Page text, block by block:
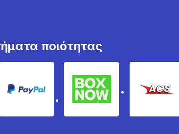
ποιότητας
PayPal Box Now ACS